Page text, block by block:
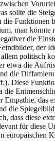
sollte die
Funktionen
man könnte
die
der
politisch
etwa die
die
Diese
die
Empathie, das
die
dass diese
für diese
europäischen